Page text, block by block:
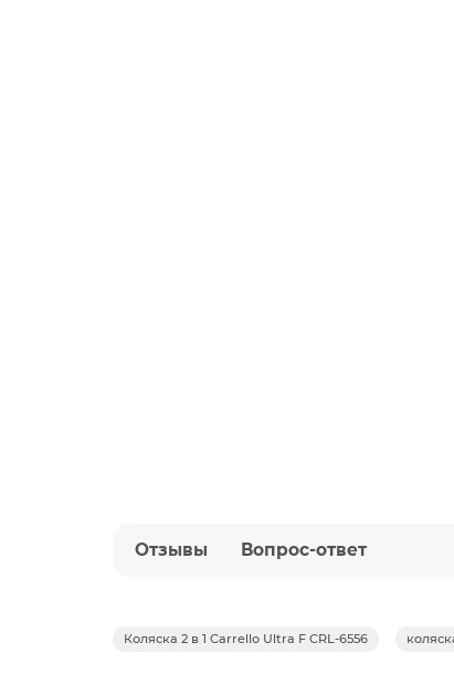
Отзывы Вопрос-ответ
Коляска 2 в 1 Carrello Ultra F CRL-6556